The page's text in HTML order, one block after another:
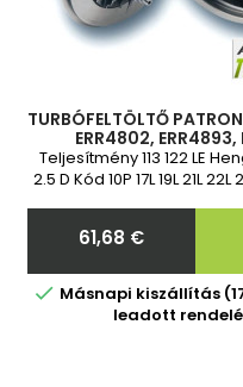
TURBÓFELTÖLTŐ
ERR4802, ERR4893,
PMF100510, 452055-
452055-4, 452055-
Teljesítmény 113 122 LE
2.5 D Kód 10P 17L 19L 21L
Ár
61,68 €
 Másnapi kiszállítás
leadott